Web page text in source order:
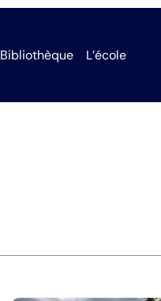
Bibliothèque L’école